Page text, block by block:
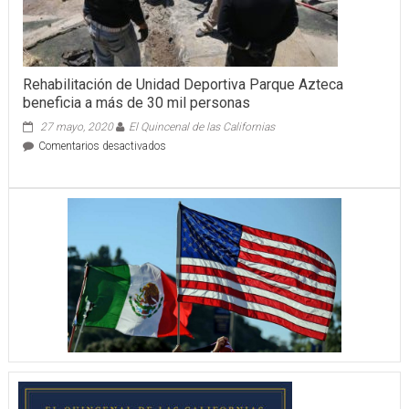
Rehabilitación de Unidad Deportiva Parque Azteca
beneficia a más de 30 mil personas
27 mayo, 2020
El Quincenal de las Californias
Comentarios desactivadosen
Deportiva
Parque
Azteca
beneficia
a
más
de
30
mil